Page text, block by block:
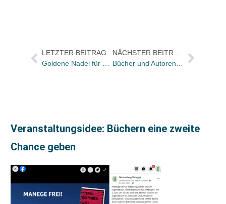
LETZTER BEITRAG
Goldene Nadel für Hubertus Schenkel
NÄCHSTER BEITRAG
Bücher und Autoren heute in den Feuilletons – und das Urheberrecht wird heiß diskutiert, Jo Lendle ist dabei
Veranstaltungsidee: Büchern eine zweite
Chance geben